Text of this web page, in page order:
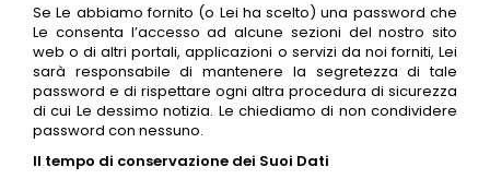
Se Le abbiamo fornito (o Lei ha scelto) una password che
Le consenta l’accesso ad alcune sezioni del nostro sito
web o di altri portali, applicazioni o servizi da noi forniti, Lei
sarà responsabile di mantenere la segretezza di tale
password e di rispettare ogni altra procedura di sicurezza
di cui Le dessimo notizia. Le chiediamo di non condividere
password con nessuno.
Il tempo di conservazione dei Suoi Dati